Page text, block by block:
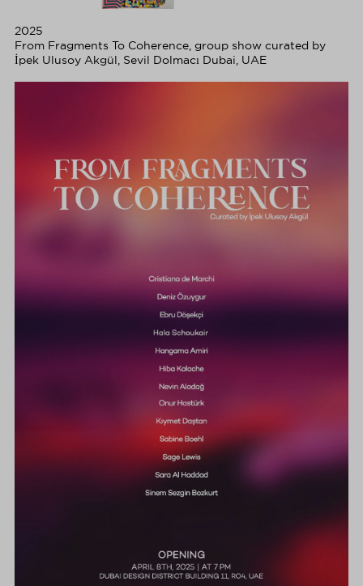
2025
From Fragments To Coherence, group show curated by
İpek Ulusoy Akgül, Sevil Dolmacı Dubai, UAE